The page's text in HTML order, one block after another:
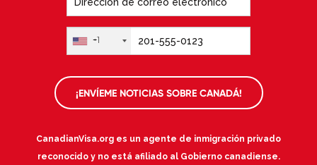
+1
¡ENVÍEME NOTICIAS SOBRE CANADÁ!
CanadianVisa.org es un agente de inmigración privado
reconocido y no está afiliado al Gobierno canadiense.